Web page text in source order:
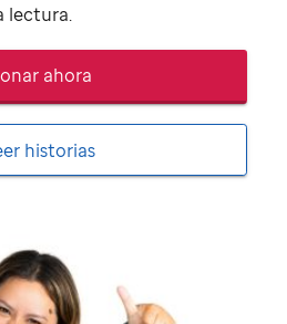
lectura.
ahora
historias